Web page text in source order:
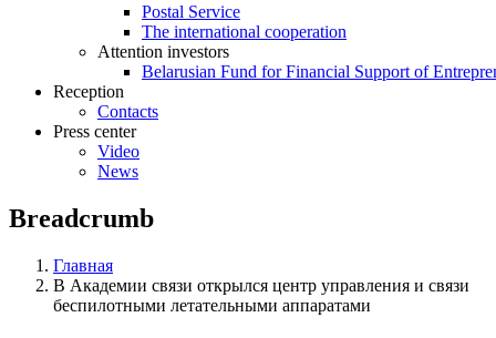
Postal Service
The international cooperation
Attention investors
Belarusian Fund for Financial Support of
Reception
Contacts
Press center
Video
News
Breadcrumb
Главная
В Академии связи открылся центр управления и связи
беспилотными летательными аппаратами